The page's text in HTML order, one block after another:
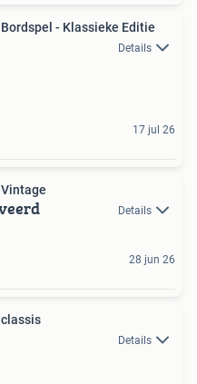
- Klassieke Editie
Details
17 jul 26
Details
28 jun 26
Details